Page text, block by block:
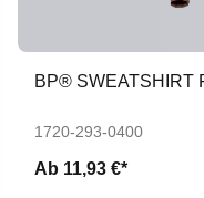
BP® SWEATSHIRT
1720-293-0400
Ab 11,93 €*